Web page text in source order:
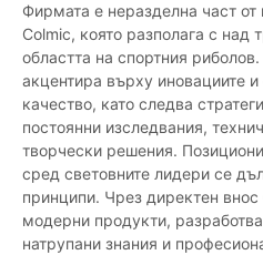
Фирмата е неразделна част от
Colmic, която разполага с над
областта на спортния риболов.
акцентира върху иновациите
качество, като следва
постоянни изследвания,
творчески решения.
сред световните лидери се
принципи. Чрез директен внос
модерни продукти,
натрупани знания и